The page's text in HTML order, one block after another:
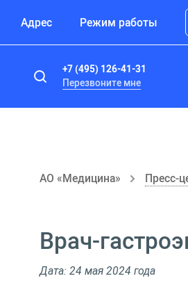
Адрес Режим работы
+7 (495) 126-41-31
Перезвоните мне
АО «Медицина» Пресс-
Врач-
Дата: 24 мая 2024 года